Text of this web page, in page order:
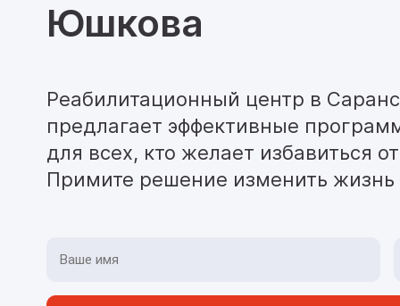
Перевозка
Юшкова
Реабилитационный центр в
предлагает эффективные
для всех, кто желает избавиться
Примите решение изменить жизнь